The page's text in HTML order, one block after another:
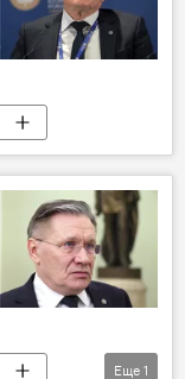
Еще 1